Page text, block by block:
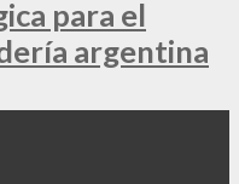
para el
argentina